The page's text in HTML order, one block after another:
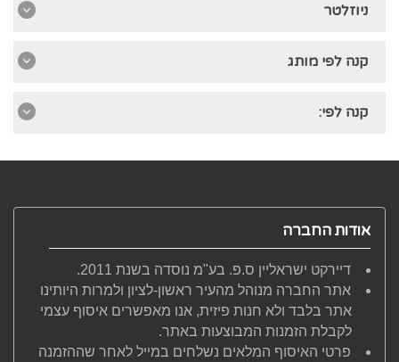
ניוזלטר
קנה לפי מותג
קנה לפי:
אודות החברה
דיירקט ישראליין ס.פ. בע"מ נוסדה בשנת 2011.
אתר החברה מנוהל מהעיר ראשון-לציון ולמרות היותינו
אתר בלבד ולא חנות פיזית, אנו מאפשרים איסוף עצמי
לקבלת הזמנות המבוצעות באתר.
פרטי האיסוף המלאים נשלחים במייל לאחר שההזמנה